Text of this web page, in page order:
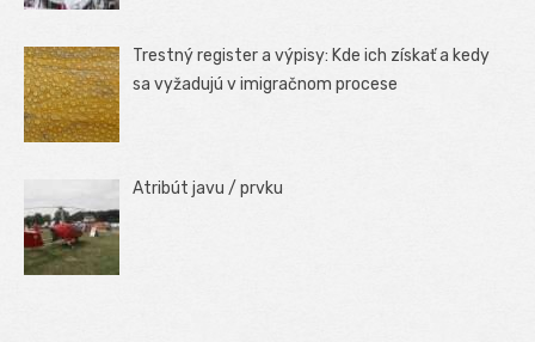
Trestný register a výpisy: Kde ich získať a kedy
sa vyžadujú v imigračnom procese
Atribút javu / prvku